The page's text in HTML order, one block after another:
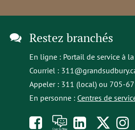
Restez branchés
En ligne : Portail de service à
Courriel :
Appeler : 311 (local) ou 705-
En personne : Centres de
Like À opens